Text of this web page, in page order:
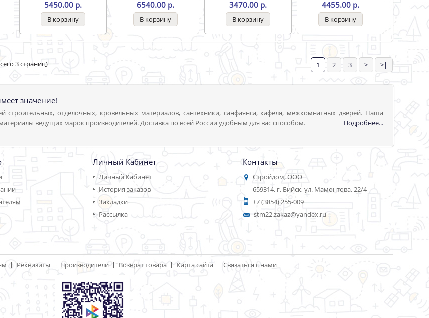
5450.00 р. 6540.00 р. 3470.00 р. 4455.00 р.
1 2 3 > >|
3 страниц)
значение!
строительных, отделочных, кровельных материалов, сантехники, санфаянса, кафеля, межкомнатных дверей. Наша
ведущих марок производителей. Доставка по всей России удобным для вас способом.
Подробнее...
Личный Кабинет
Личный Кабинет
История заказов
Закладки
Рассылка
Контакты
Стройдом, ООО
659314, г. Бийск, ул. Мамонтова, 22/4
+7 (3854) 255-009
stm22.zakaz@yandex.ru
Реквизиты Производители Возврат товара Карта сайта Связаться с нами